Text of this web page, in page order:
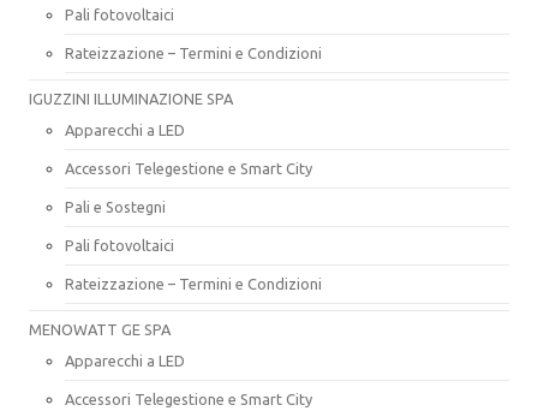
Pali fotovoltaici
Rateizzazione – Termini e Condizioni
IGUZZINI ILLUMINAZIONE SPA
Apparecchi a LED
Accessori Telegestione e Smart City
Pali e Sostegni
Pali fotovoltaici
Rateizzazione – Termini e Condizioni
MENOWATT GE SPA
Apparecchi a LED
Accessori Telegestione e Smart City